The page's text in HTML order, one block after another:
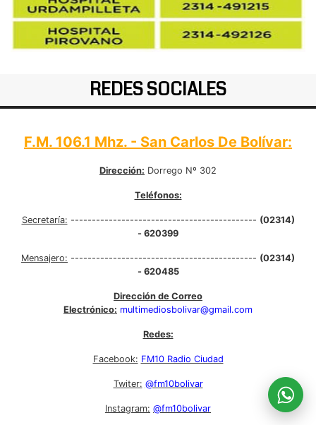
REDES SOCIALES
F.M. 106.1 Mhz. - San Carlos De Bolívar:
Dirección: Dorrego Nº 302
Teléfonos:
Secretaría: -------------------------------------------- (02314)
- 620399
Mensajero: -------------------------------------------- (02314)
- 620485
Dirección de Correo
Electrónico: multimediosbolivar@gmail.com
Redes:
Facebook: FM10 Radio Ciudad
Twiter: @fm10bolivar
Instagram: @fm10bolivar